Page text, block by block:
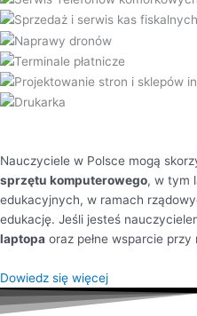
Nauczyciele w Polsce mogą
sprzętu komputerowego, w tym
edukacyjnych, w ramach
edukację. Jeśli jesteś
laptopa oraz pełne wsparcie przy
Dowiedz się więcej